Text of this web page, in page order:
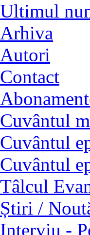
Ultimul
Arhiva
Autori
Contact
Cuvântul
Cuvântul
Cuvântul
Tâlcul
Știri /
Interviu -